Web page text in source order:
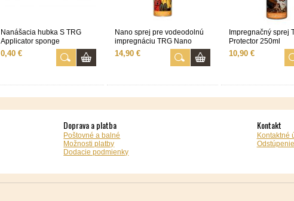
Nanášacia hubka S TRG
Applicator sponge
0,40 €
Nano sprej pre vodeodolnú
impregnáciu TRG Nano
Protector, 400 ml
14,90 €
Impregnačný sprej
Protector 250ml
10,90 €
Doprava a platba
Poštovné a balné
Možnosti platby
Dodacie podmienky
Kontakt
Kontaktné